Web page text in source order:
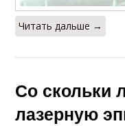
Читать дальше →
Со скольки
лазерную